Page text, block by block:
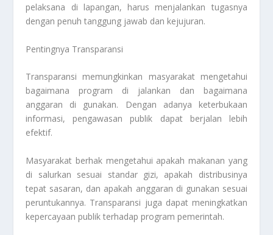
pelaksana di lapangan, harus menjalankan tugasnya
dengan penuh tanggung jawab dan kejujuran.
Pentingnya Transparansi
Transparansi memungkinkan masyarakat mengetahui
bagaimana program di jalankan dan bagaimana
anggaran di gunakan. Dengan adanya keterbukaan
informasi, pengawasan publik dapat berjalan lebih
efektif.
Masyarakat berhak mengetahui apakah makanan yang
di salurkan sesuai standar gizi, apakah distribusinya
tepat sasaran, dan apakah anggaran di gunakan sesuai
peruntukannya. Transparansi juga dapat meningkatkan
kepercayaan publik terhadap program pemerintah.